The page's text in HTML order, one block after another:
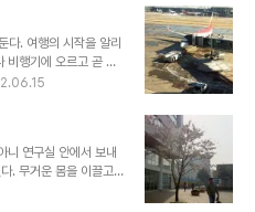
장마차에서 술 한잔할
당기는 집이 없어 걸
하고 하얀 연기를 피워
만 어쩐지 국물 음식이
힌 상점 거리를 걷는
다. 여행의 시작을 알리
비행기에 오르고 곧 이
. 이번 여행에는
시고는 창밖을 기웃거
히 퍼지기 시작한다.
는 농담을 주고받다가
거니 한다. 시간은 흐
간다. 출입국 신청서를
니 연구실 안에서 보내
. 무거운 몸을 이끌고
가 문득 바라본 나무가